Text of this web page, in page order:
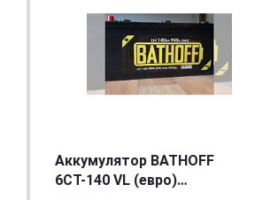
Аккумулятор BATHOFF
6СТ-140 VL (евро)